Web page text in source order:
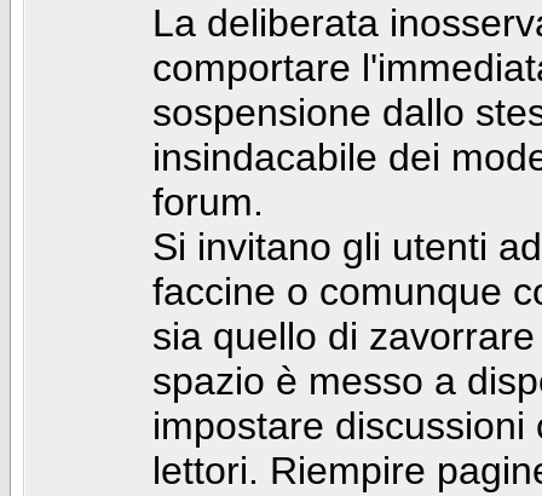
La deliberata
comportare
sospensione dallo
insindacabile dei
forum.
Si invitano gli utenti
faccine o comunque
sia quello di
spazio è messo a
impostare
lettori. Riempire